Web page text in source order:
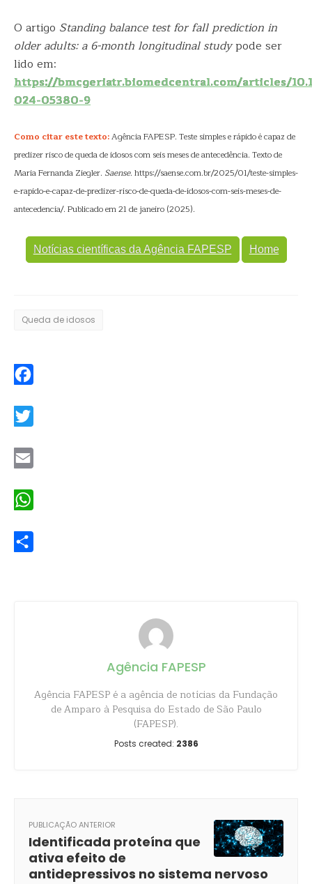
O artigo Standing balance test for fall prediction in
older adults: a 6-month longitudinal studypode ser
lido em:
https://bmcgeriatr.biomedcentral.com/articles/
024-05380-9
Como citar este texto:Agência FAPESP. Teste simples e rápido é capaz de
predizer risco de queda de idosos com seis meses de antecedência. Texto de
Maria Fernanda Ziegler. Saense. https://saense.com.br/2025/01/teste-simples-
e-rapido-e-capaz-de-predizer-risco-de-queda-de-idosos-com-seis-meses-de-
antecedencia/. Publicado em 21 de janeiro (2025).
Notícias científicas da Agência FAPESP Home
Queda de idosos
Agência FAPESP
Agência FAPESP é a agência de notícias da Fundação
de Amparo à Pesquisa do Estado de São Paulo
(FAPESP).
Posts created: 2386
PUBLICAÇÃO ANTERIOR
Identificada proteína que
ativa efeito de
antidepressivos no sistema nervoso